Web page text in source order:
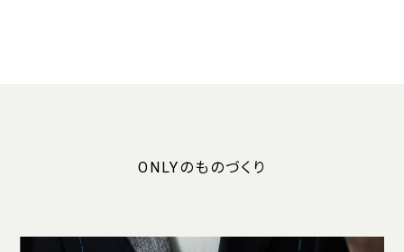
ONLYのものづくり